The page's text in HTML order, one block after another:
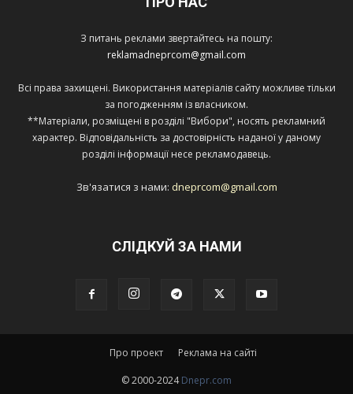
З питань реклами звертайтесь на пошту:
reklamadneprcom@gmail.com
Всі права захищені. Використання матеріалів сайту можливе тільки
за погодженням із власником.
**Матеріали, розміщені в розділі "Вибори", носять рекламний
характер. Відповідальність за достовірність наданої у даному
розділі інформації несе рекламодавець.
Зв'язатися з нами: dneprcom@gmail.com
СЛІДКУЙ ЗА НАМИ
Про проект Реклама на сайті
© 2000-2024Dnepr.com